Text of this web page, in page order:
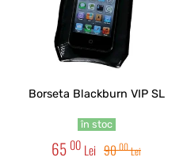
Borseta Blackburn VIP SL
în stoc
65 00 Lei 9000Lei